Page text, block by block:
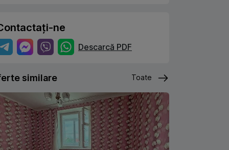
ne
Descarcă PDF
similare Toate